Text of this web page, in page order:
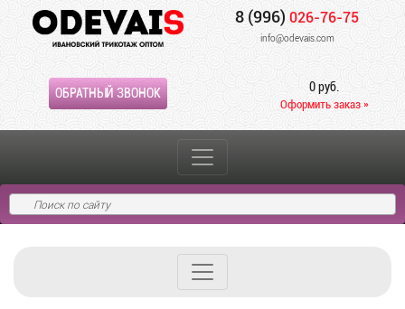
8 (996) 026-76-75
info@odevais.com
ОБРАТНЫЙ ЗВОНОК 0 руб.
Оформить заказ »